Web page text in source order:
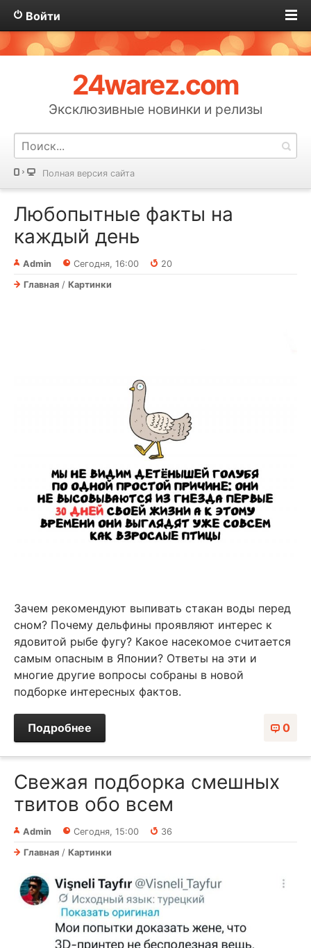
Войти
24warez.com
Эксклюзивные новинки и релизы
Полная версия сайта
Любопытные факты на
каждый день
Admin Сегодня, 16:00
20
Главная / Картинки
Зачем рекомендуют выпивать стакан воды перед
сном? Почему дельфины проявляют интерес к
ядовитой рыбе фугу? Какое насекомое считается
самым опасным в Японии? Ответы на эти и
многие другие вопросы собраны в новой
подборке интересных фактов.
0
Подробнее
Свежая подборка смешных
твитов обо всем
Admin Сегодня, 15:00
36
Главная / Картинки